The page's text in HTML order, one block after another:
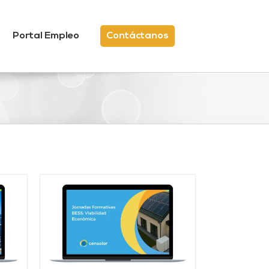
Portal Empleo Contáctanos